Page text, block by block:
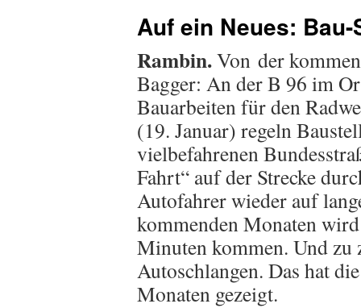
Auf ein Neues:
Rambin.Von der
Bagger: An der B 96 im
Bauarbeiten für den
(19. Januar) regeln
vielbefahrenen
Fahrt“ auf der Strecke
Autofahrer wieder auf
kommenden Monaten
Minuten kommen. Und zu
Autoschlangen. Das hat
Monaten gezeigt.